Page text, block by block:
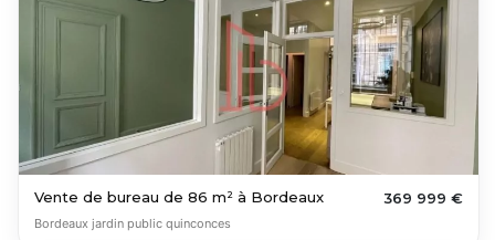
Vente de bureau de 86 m² à Bordeaux 369 999 €
Bordeaux jardin public quinconces